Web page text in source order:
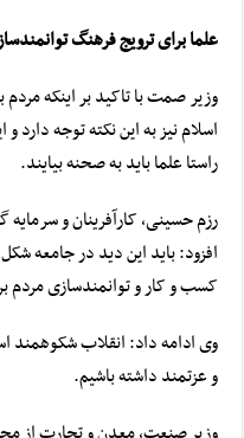
علما برای ترویج فرهنگ
وزیرصمتبا تاکید بر اینکه
اسلام نیز به این نکته توجه
راستا علما باید به صحنه بیایند.
رزم حسینی، کارآفرینان و
افزود: باید این دید در جامعه
کسب و کار و توانمندسازی مردم
وی ادامه داد: انقلاب شکوهمند
وعزتمندداشته باشیم.